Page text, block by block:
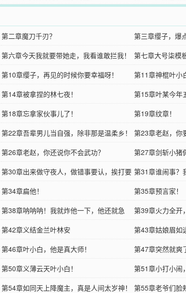
第二章魔刀千刃？ 第三章缨子，爆
第六章今天我就要带她走，我看谁敢拦我！ 第七章大号柒模
第10章缨子，再见的时候你要幸福呀！ 第11章神棍叶小
第14章被拿捏的林七夜！ 第15章叶某今年
第18章忘拿家伙事儿了！ 第19章纹章！
第22章吾辈男儿当自强，除非那是温柔乡！
第23章老赵，你
帮你觉醒禁墟！
第26章老赵，你还说你不会武功？ 第27章剑斩小猪
第30章出来做守夜人，做错事要认，挨打要
立正。
第31章谁闹事？
第34章扁他！ 第35章预言家！
第38章呐呐呐！我就炸他一下，他还就急
了！
第39章火力全开
第42章义结金兰叶林安
第43章姑娘眉如
便是万年之久！
第46章叶小白，他是真大师！ 第47章突然就爽
第50章义薄云天叶小白！ 第51章小打小闹
第54章如同天上降魔主，真是人间太岁神！
第55章老爷们脸